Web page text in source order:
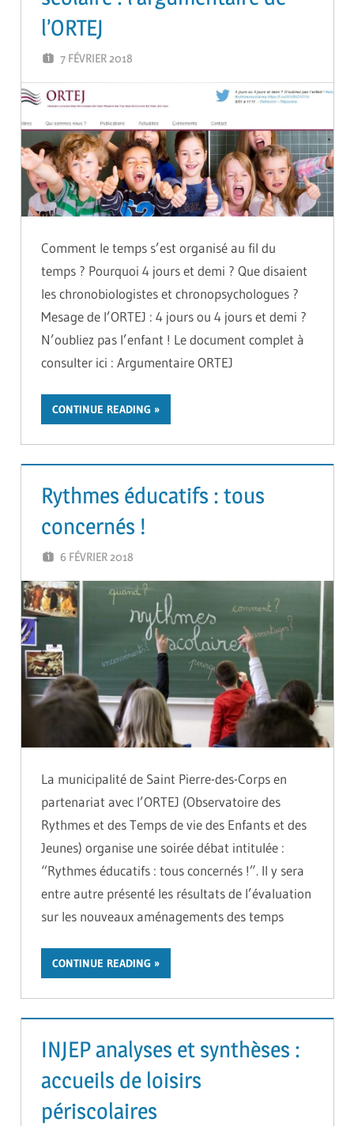
l’ORTEJ
7 FÉVRIER 2018
Comment le temps s’est organisé au fil du
temps ? Pourquoi 4 jours et demi ? Que disaient
les chronobiologistes et chronopsychologues ?
Mesage de l’ORTEJ : 4 jours ou 4 jours et demi ?
N’oubliez pas l’enfant ! Le document complet à
consulter ici : Argumentaire ORTEJ
CONTINUE READING
Rythmes éducatifs : tous
concernés !
6 FÉVRIER 2018
La municipalité de Saint Pierre-des-Corps en
partenariat avec l’ORTEJ (Observatoire des
Rythmes et des Temps de vie des Enfants et des
Jeunes) organise une soirée débat intitulée :
“Rythmes éducatifs : tous concernés !”. Il y sera
entre autre présenté les résultats de l’évaluation
sur les nouveaux aménagements des temps
CONTINUE READING
INJEP analyses et synthèses :
accueils de loisirs
périscolaires